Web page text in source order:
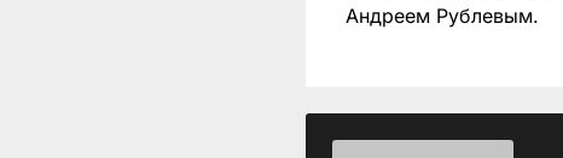
Андреем Рублевым.